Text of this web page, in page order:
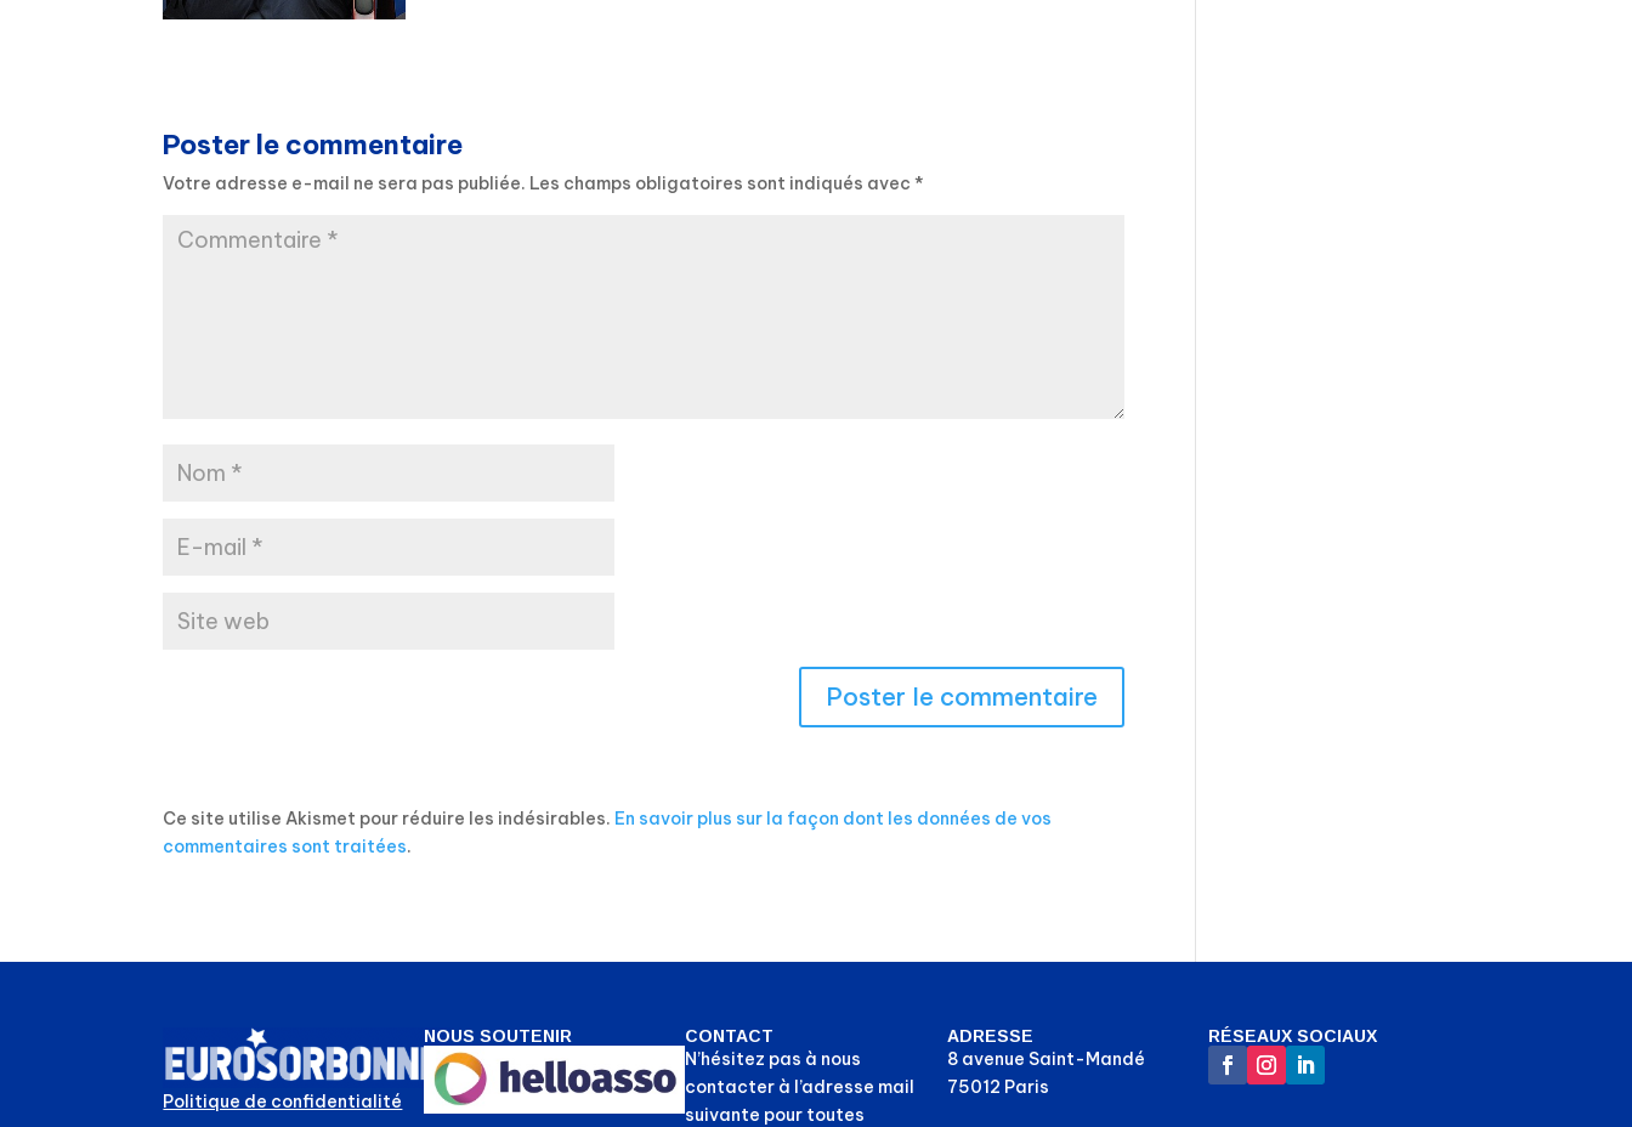
Poster le commentaire
Votre adresse e-mail ne sera pas publiée. Les champs obligatoires sont indiqués avec*
Ce site utilise Akismet pour réduire les indésirables. En savoir plus sur la façon dont les données de vos
commentaires sont traitées.
Politique de confidentialité
NOUS SOUTENIR CONTACT
N’hésitez pas à nous
contacter à l’adresse mail
suivante pour toutes
ADRESSE
8 avenue Saint-Mandé
75012 Paris
RÉSEAUX SOCIAUX